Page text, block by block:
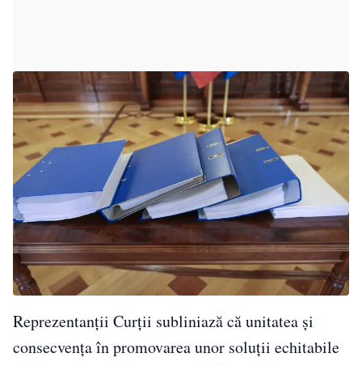
Reprezentanții Curții subliniază că unitatea și
consecvența în promovarea unor soluții echitabile